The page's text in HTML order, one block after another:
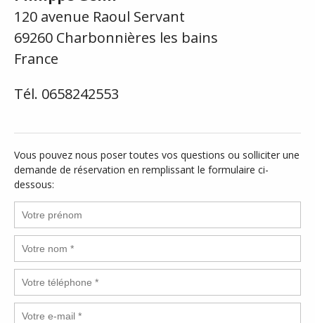
120 avenue Raoul Servant
69260 Charbonnières les bains
France
Tél. 0658242553
Vous pouvez nous poser toutes vos questions ou solliciter une
demande de réservation en remplissant le formulaire ci-
dessous: